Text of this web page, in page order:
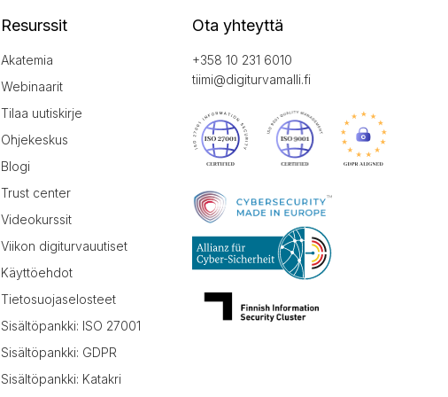
Resurssit
Akatemia
Webinaarit
Tilaa uutiskirje
Ohjekeskus
Blogi
Trust center
Videokurssit
Viikon digiturvauutiset
Käyttöehdot
Tietosuojaselosteet
Sisältöpankki: ISO 27001
Sisältöpankki: GDPR
Sisältöpankki: Katakri
Ota yhteyttä
+358 10 231 6010
tiimi@digiturvamalli.fi